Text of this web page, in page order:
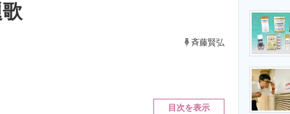
エネルギーの専門メディア
斉藤賢弘
目次を表示